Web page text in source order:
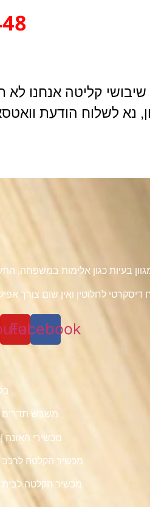
📞
קליטה אנחנו לא
נא לשלוח הודעת
בעיות כגון אלימות
דיסקרטי לחלוטין ואין שום צורך
Facebook
משבש תדרים
מכשירי האזנה
מכשיר הקלטה לרכב
מכשיר הקלטה לבית